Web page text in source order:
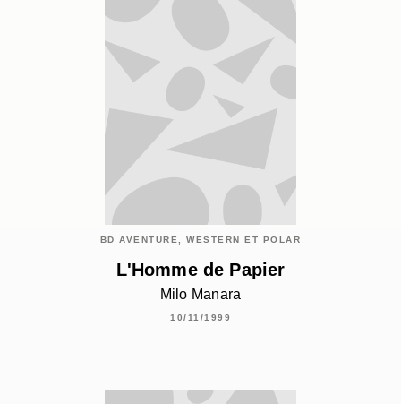
BD AVENTURE, WESTERN ET POLAR
L'Homme de Papier
Milo Manara
10/11/1999